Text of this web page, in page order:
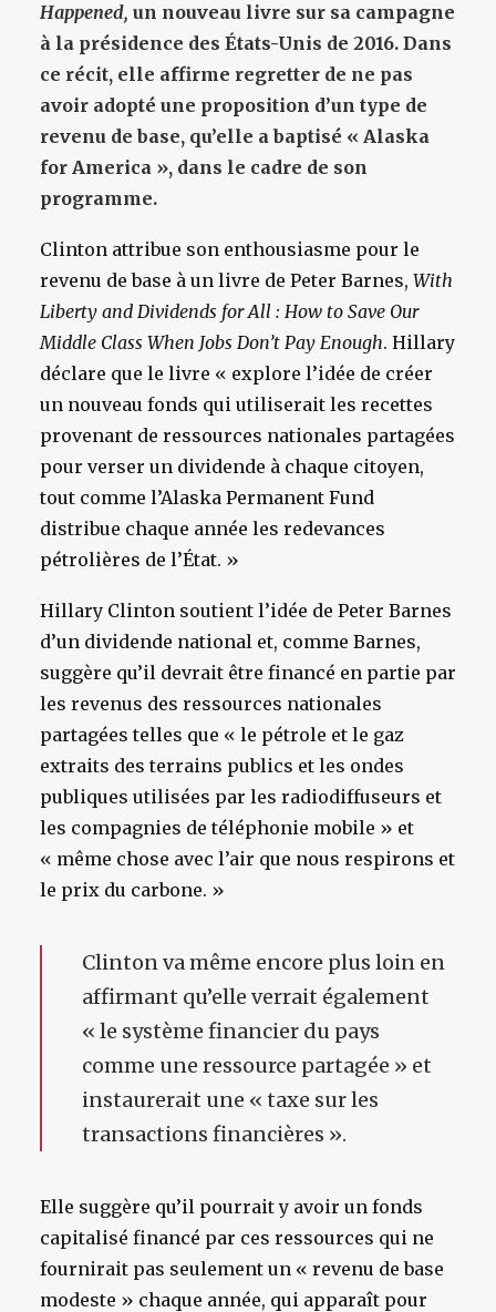
Happened, un nouveau livre sur sa campagne
à la présidence des États-Unis de 2016. Dans
ce récit, elle affirme regretter de ne pas
avoir adopté une proposition d’un type de
revenu de base, qu’elle a baptisé « Alaska
for America », dans le cadre de son
programme.
Clinton attribue son enthousiasme pour le
revenu de base à un livre de Peter Barnes, With
Liberty and Dividends for All : How to Save Our
Middle Class When Jobs Don’t Pay Enough. Hillary
déclare que le livre « explore l’idée de créer
un nouveau fonds qui utiliserait les recettes
provenant de ressources nationales partagées
pour verser un dividende à chaque citoyen,
tout comme l’Alaska Permanent Fund
distribue chaque année les redevances
pétrolières de l’État. »
Hillary Clinton soutient l’idée de Peter Barnes
d’un dividende national et, comme Barnes,
suggère qu’il devrait être financé en partie par
les revenus des ressources nationales
partagées telles que « le pétrole et le gaz
extraits des terrains publics et les ondes
publiques utilisées par les radiodiffuseurs et
les compagnies de téléphonie mobile » et
« même chose avec l’air que nous respirons et
le prix du carbone. »
Clinton va même encore plus loin en
affirmant qu’elle verrait également
« le système financier du pays
comme une ressource partagée » et
instaurerait une « taxe sur les
transactions financières ».
Elle suggère qu’il pourrait y avoir un fonds
capitalisé financé par ces ressources qui ne
fournirait pas seulement un « revenu de base
modeste » chaque année, qui apparaît pour